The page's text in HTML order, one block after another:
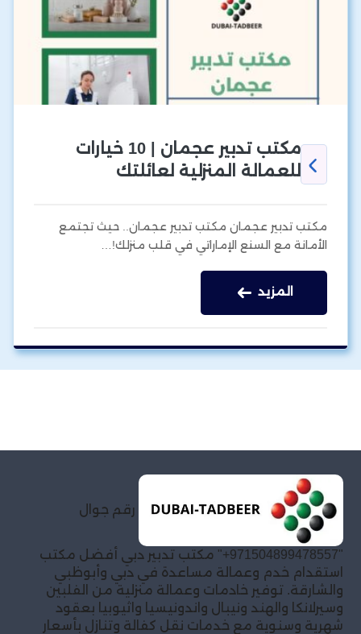
مكتب تدبير عجمان | 10 خيارات
للعمالة المنزلية لعائلتك
مكتب تدبير عجمان مكتب تدبير عجمان.. حيث تجتمع
الأمانة مع السنع الإماراتي في قلب منزلك!…
المزيد
رقم جوال
"971504899478557+" مكتب تدبير دبي أفضل مكتب
استقدام خدم وعمالة مساعدة في دبي وأبوظبي
والشارقة. توفير خادمات وعمالة منزلية من الفلبين
وسيرلانكا والهند ونيبال واندونيسيا واثيوبيا بعقود
شهرية وسنوية مع خدمات نقل كفالة وتنازل بأسعار